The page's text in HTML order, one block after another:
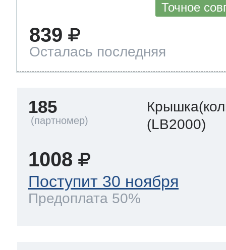
Точное
839
Осталась последняя
185
(LB2000)
1008
Поступит 30 ноября
Предоплата 50%